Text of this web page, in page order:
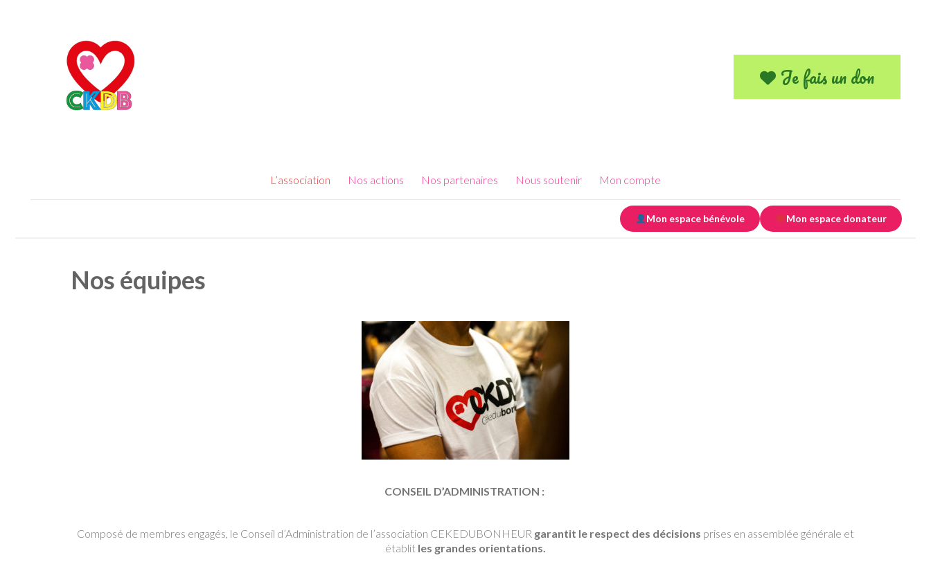
Je fais un don
L’association Nos actions Nos partenaires Nous soutenir Mon compte
Mon espace bénévole Mon espace donateur
Nos équipes
CONSEIL D’ADMINISTRATION :
Composé de membres engagés, le Conseil d’Administration de l’association CEKEDUBONHEUR garantit le respect des décisions prises en assemblée générale et
établit les grandes orientations.